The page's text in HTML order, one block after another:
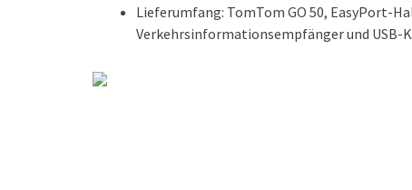
Lieferumfang: TomTom GO 50, EasyPort-
Verkehrsinformationsempfänger und USB-